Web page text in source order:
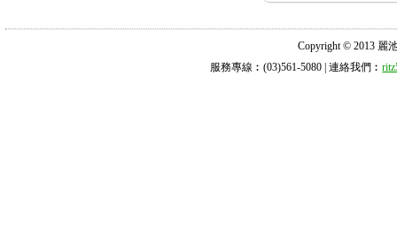
Copyright © 2013 麗
服務專線︰(03)561-5080 | 連絡我們︰